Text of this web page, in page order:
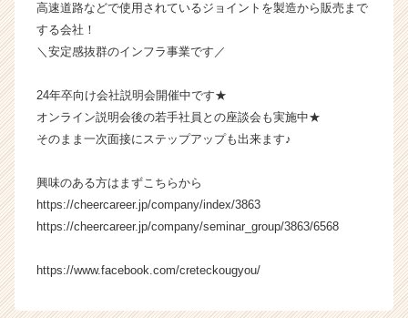
業
タ
ム
ラ
ン】
ベ
ン
チ
高速道路などで使用されているジョイントを製造から販売まで
する会社！
＼安定感抜群のインフラ事業です／
24年卒向け会社説明会開催中です★
オンライン説明会後の若手社員との座談会も実施中★
そのまま一次面接にステップアップも出来ます♪
興味のある方はまずこちらから
https://cheercareer.jp/company/index/3863
https://cheercareer.jp/company/seminar_group/3863/6568
https://www.facebook.com/creteckougyou/